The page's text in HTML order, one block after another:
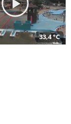
33,4 °C